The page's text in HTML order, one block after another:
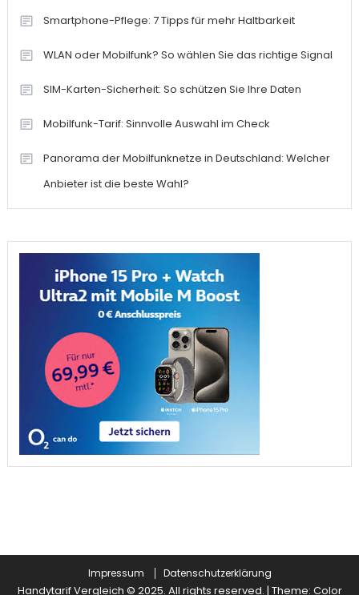
Smartphone-Pflege: 7 Tipps für mehr Haltbarkeit
WLAN oder Mobilfunk? So wählen Sie das richtige Signal
SIM-Karten-Sicherheit: So schützen Sie Ihre Daten
Mobilfunk-Tarif: Sinnvolle Auswahl im Check
Panorama der Mobilfunknetze in Deutschland: Welcher
Anbieter ist die beste Wahl?
Impressum Datenschutzerklärung
Handytarif Vergleich © 2025. All rights reserved. | Theme: Color